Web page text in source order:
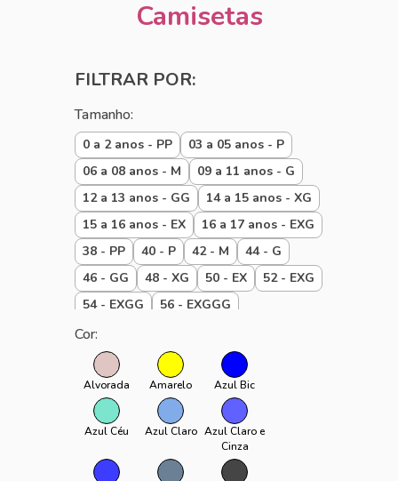
Camisetas
FILTRAR POR:
Tamanho:
0 a 2 anos - PP
03 a 05 anos - P
06 a 08 anos - M
09 a 11 anos - G
12 a 13 anos - GG
14 a 15 anos - XG
15 a 16 anos - EX
16 a 17 anos - EXG
38 - PP
40 - P 42 - M
44 - G
46 - GG
48 - XG 50 - EX
52 - EXG
54 - EXGG
56 - EXGGG
Baby 00 a 01 P
Baby 02 a 03 G
Baby até 1 ano
padrão
PPP U
Cor:
Alvorada Amarelo Azul Bic
Azul Céu Azul Claro Azul Claro e
Cinza